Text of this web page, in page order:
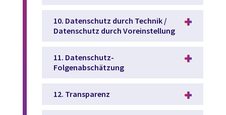
10. Datenschutz durch Technik /
Datenschutz durch Voreinstellung
11. Datenschutz-
Folgenabschätzung
12. Transparenz